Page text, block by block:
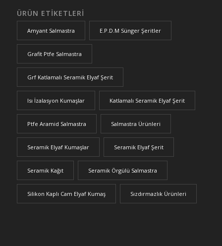
ÜRÜN ETIKETLERI
Amyant Salmastra E.P.D.M Sünger Şeritler
Grafit Ptfe Salmastra
Grf Katlamalı Seramik Elyaf Şerit
Isı İzalasyon Kumaşlar Katlamalı Seramik Elyaf Şerit
Ptfe Aramid Salmastra Salmastra Ürünleri
Seramik Elyaf Kumaşlar Seramik Elyaf Şerit
Seramik Kağıt Seramik Örgülü Salmastra
Silikon Kaplı Cam Elyaf Kumaş Sızdırmazlık Ürünleri